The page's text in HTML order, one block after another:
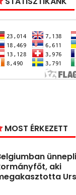
MOST ÉRKEZETT
aki